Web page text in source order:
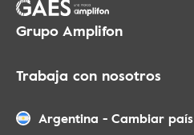
Grupo Amplifon
Trabaja con nosotros
Argentina - Cambiar país